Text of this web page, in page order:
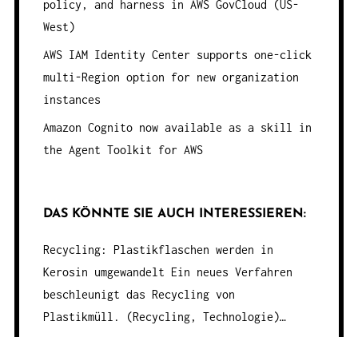
policy, and harness in AWS GovCloud (US-
West)
AWS IAM Identity Center supports one-click
multi-Region option for new organization
instances
Amazon Cognito now available as a skill in
the Agent Toolkit for AWS
DAS KÖNNTE SIE AUCH INTERESSIEREN:
Recycling: Plastikflaschen werden in
Kerosin umgewandelt Ein neues Verfahren
beschleunigt das Recycling von
Plastikmüll. (Recycling, Technologie)…